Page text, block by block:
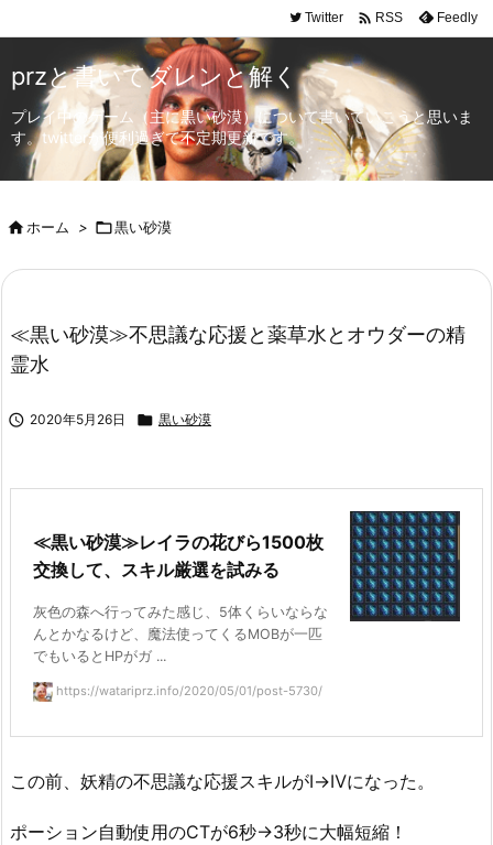
Twitter  RSS Feedly
przと書いてダレンと解く
プレイ中のゲーム（主に黒い砂漠）について書いていこうと思いま
す。twitterが便利過ぎて不定期更新です。
ホーム > 黒い砂漠
≪黒い砂漠≫不思議な応援と薬草水とオウダーの精
霊水
 2020年5月26日  黒い砂漠
≪黒い砂漠≫レイラの花びら1500枚
交換して、スキル厳選を試みる
灰色の森へ行ってみた感じ、5体くらいならな
んとかなるけど、魔法使ってくるMOBが一匹
でもいるとHPがガ ...
https://watariprz.info/2020/05/01/post-5730/
この前、妖精の不思議な応援スキルがⅠ→Ⅳになった。
ポーション自動使用のCTが6秒→3秒に大幅短縮！